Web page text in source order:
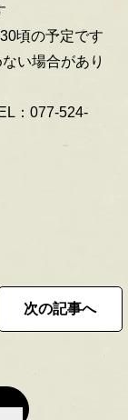
頃の予定です
い場合があり
：077-524-
次の記事へ